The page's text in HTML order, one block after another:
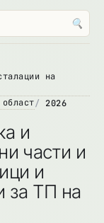
🔍
на
2026
и
части и
и
за ТП на